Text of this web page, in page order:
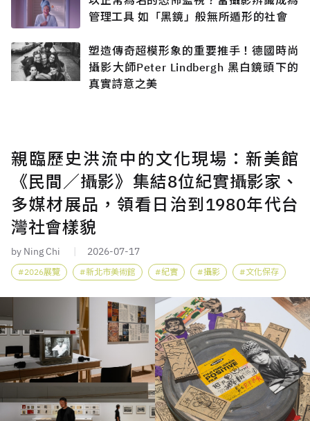
管理工具 如「黑鏡」般無所遁形的社會
塑造傳奇超模形象的重要推手！德國時尚
攝影大師Peter Lindbergh 黑白鏡頭下的
真實詩意之美
親臨歷史洪流中的文化現場：新美館
《民間／攝影》集結8位紀實攝影家、
多媒材展品，領看日治到1980年代台
灣社會樣貌
by Ning Chi 2026-07-17
2026展覽 新北市美術館 紀實 攝影 文化保存